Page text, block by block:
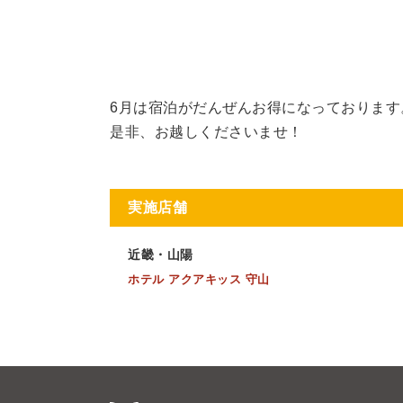
6月は宿泊がだんぜんお得になっております
是非、お越しくださいませ！
実施店舗
近畿・山陽
ホテル アクアキッス 守山